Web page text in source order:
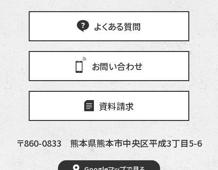
よくある質問
お問い合わせ
資料請求
〒860-0833熊本県熊本市中央区平成3丁目5-6